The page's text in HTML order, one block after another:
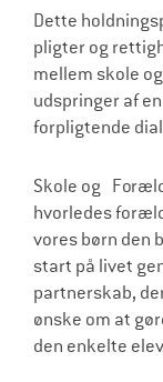
r
e
Dette
pligter og
mellem skole
udspringer af
forpligtende
Skole og
hvorledes
vores børn den
start på livet
partnerskab,
ønske om at
den enkelte